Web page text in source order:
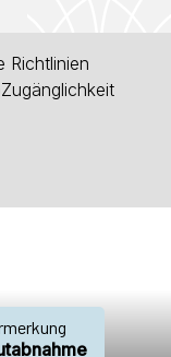
Richtlinien
Zugänglichkeit